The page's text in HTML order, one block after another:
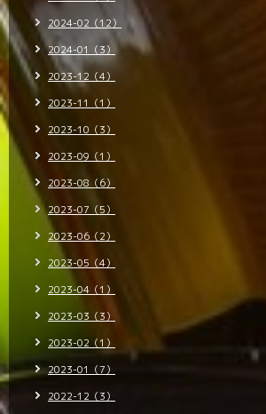
2024-02（12）
2024-01（3）
2023-12（4）
2023-11（1）
2023-10（3）
2023-09（1）
2023-08（6）
2023-07（5）
2023-06（2）
2023-05（4）
2023-04（1）
2023-03（3）
2023-02（1）
2023-01（7）
2022-12（3）